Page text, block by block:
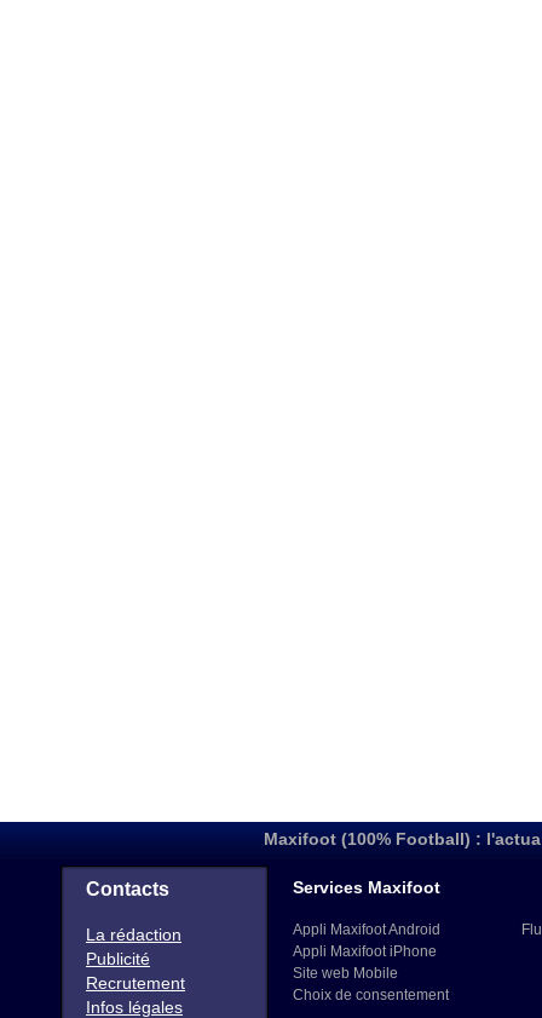
Maxifoot (100% Football) :
Contacts
La rédaction
Publicité
Recrutement
Infos légales
Services Maxifoot
Appli Maxifoot Android
Appli Maxifoot iPhone
Site web Mobile
Choix de consentement